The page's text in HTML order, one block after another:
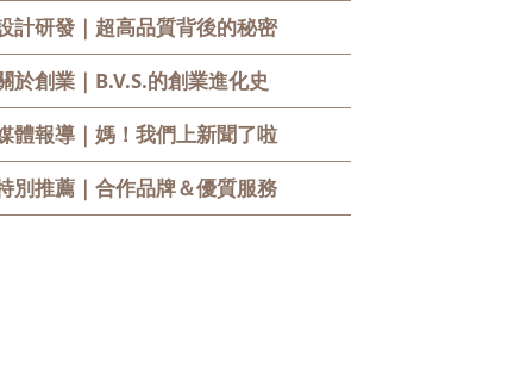
計研發 ｜超高品質背後的秘密
於創業 ｜B.V.S.的創業進化史
體報導 ｜媽！我們上新聞了啦
別推薦 ｜合作品牌＆優質服務